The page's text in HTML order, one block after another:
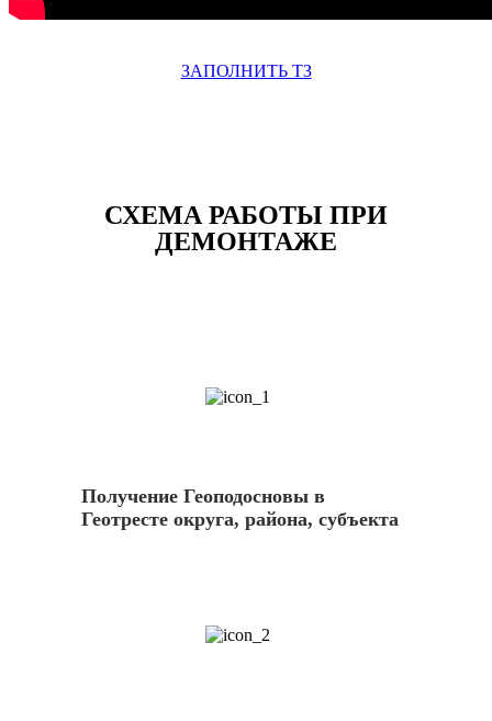
ЗАПОЛНИТЬ ТЗ
СХЕМА РАБОТЫ ПРИ
ДЕМОНТАЖЕ
Получение Геоподосновы в
Геотресте округа, района, субъекта